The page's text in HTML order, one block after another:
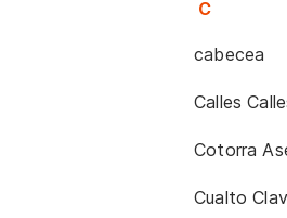
C
cabecea
Calles
Cotorra
Cualto